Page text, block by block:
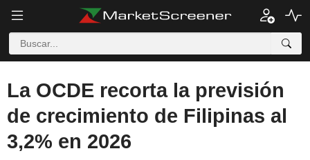
La OCDE recorta la previsión
de crecimiento de Filipinas al
3,2% en 2026